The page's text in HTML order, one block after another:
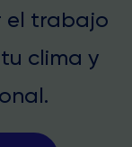
el trabajo
clima y